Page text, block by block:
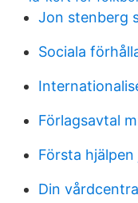
Jon stenberg
Sociala
Förlagsavtal
Första hjälpen
Din